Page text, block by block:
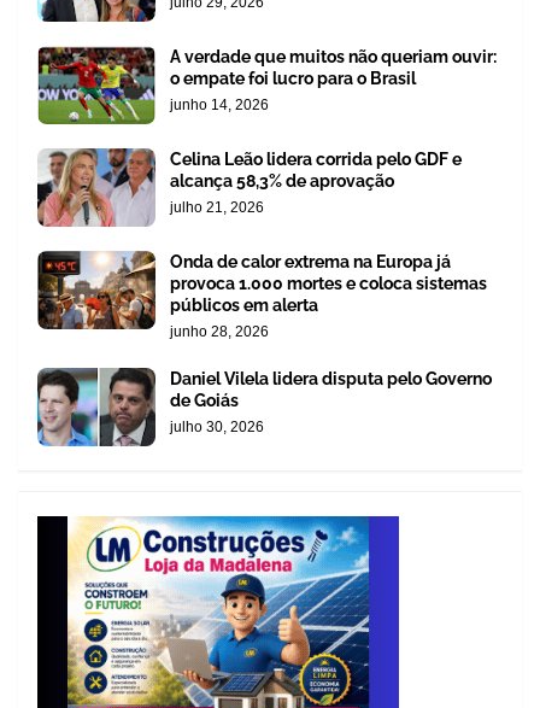
A verdade que muitos não queriam ouvir:
o empate foi lucro para o Brasil
junho 14, 2026
Celina Leão lidera corrida pelo GDF e
alcança 58,3% de aprovação
julho 21, 2026
Onda de calor extrema na Europa já
provoca 1.000 mortes e coloca sistemas
públicos em alerta
junho 28, 2026
Daniel Vilela lidera disputa pelo Governo
de Goiás
julho 30, 2026